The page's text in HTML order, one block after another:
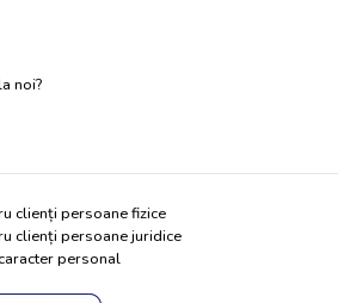
noi?
clienți persoane fizice
clienți persoane juridice
personal